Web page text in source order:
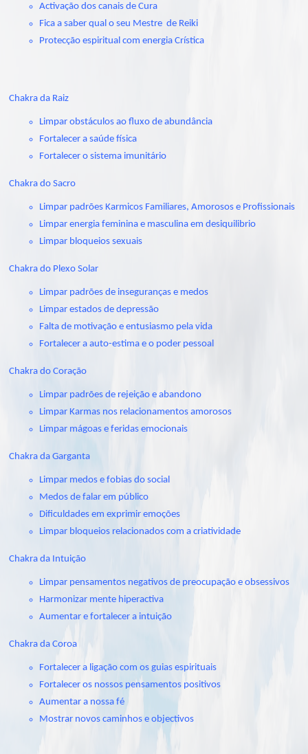
Activação dos canais de Cura
Fica a saber qual o seu Mestre de Reiki
Protecção espiritual com energia Crística
Chakra da Raiz
Limpar obstáculos ao fluxo de abundância
Fortalecer a saúde física
Fortalecer o sistema imunitário
Chakra do Sacro
Limpar padrões Karmicos Familiares, Amorosos e Profissionais
Limpar energia feminina e masculina em desiquilibrio
Limpar bloqueios sexuais
Chakra do Plexo Solar
Limpar padrões de inseguranças e medos
Limpar estados de depressão
Falta de motivação e entusiasmo pela vida
Fortalecer a auto-estima e o poder pessoal
Chakra do Coração
Limpar padrões de rejeição e abandono
Limpar Karmas nos relacionamentos amorosos
Limpar mágoas e feridas emocionais
Chakra da Garganta
Limpar medos e fobias do social
Medos de falar em público
Dificuldades em exprimir emoções
Limpar bloqueios relacionados com a criatividade
Chakra da Intuição
Limpar pensamentos negativos de preocupação e obsessivos
Harmonizar mente hiperactiva
Aumentar e fortalecer a intuição
Chakra da Coroa
Fortalecer a ligação com os guias espirituais
Fortalecer os nossos pensamentos positivos
Aumentar a nossa fé
Mostrar novos caminhos e objectivos